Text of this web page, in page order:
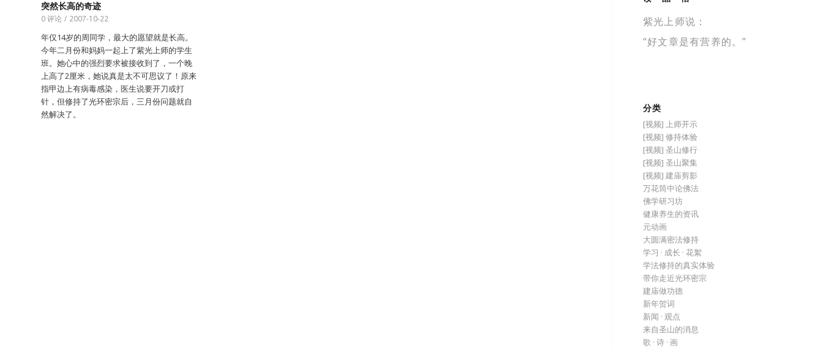
突然长高的奇迹
0 评论 / 2007-10-22
年仅14岁的周同学，最大的愿望就是长高。
今年二月份和妈妈一起上了紫光上师的学生
班。她心中的强烈要求被接收到了，一个晚
上高了2厘米，她说真是太不可思议了！原来
指甲边上有病毒感染，医生说要开刀或打
针，但修持了光环密宗后，三月份问题就自
然解决了。
紫光上师说：
“好文章是有营养的。”
分类
[视频] 上师开示
[视频] 修持体验
[视频] 圣山修行
[视频] 圣山聚集
[视频] 建庙剪影
万花筒中论佛法
佛学研习坊
健康养生的资讯
元动画
大圆满密法修持
学习 · 成长 · 花絮
学法修持的真实体验
带你走近光环密宗
建庙做功德
新年贺词
新闻 · 观点
来自圣山的消息
歌 · 诗 · 画